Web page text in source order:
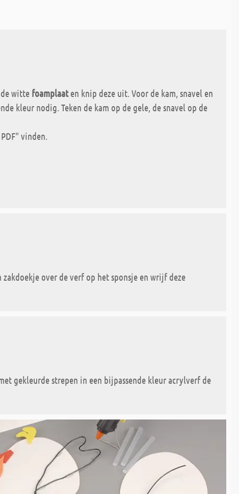
witte foamplaaten knip deze uit. Voor de kam, snavel en
kleur nodig. Teken de kam op de gele, de snavel op de
vinden.
over de verf op het sponsje en wrijf deze
gekleurde strepen in een bijpassende kleur acrylverf de